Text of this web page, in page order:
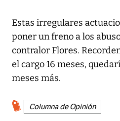
Estas irregulares
poner un freno a los
contralor Flores.
el cargo 16 meses,
meses más.
Columna de Opinión